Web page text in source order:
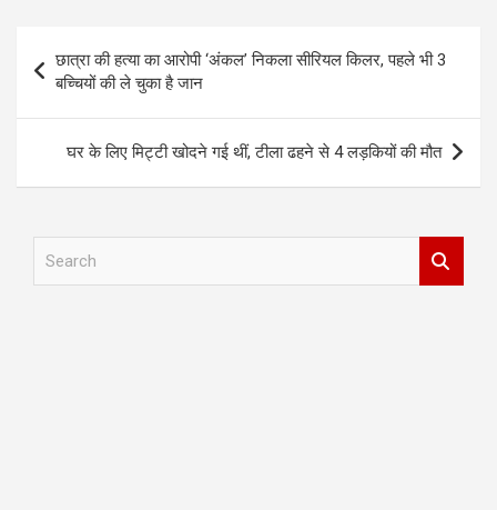
navigation
छात्रा की हत्या का आरोपी ‘अंकल’ निकला सीरियल किलर, पहले भी 3
बच्चियों की ले चुका है जान
घर के लिए मिट्टी खोदने गई थीं, टीला ढहने से 4 लड़कियों की मौत